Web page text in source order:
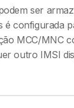
ser
é configurada
MCC/MNC
outro IMSI